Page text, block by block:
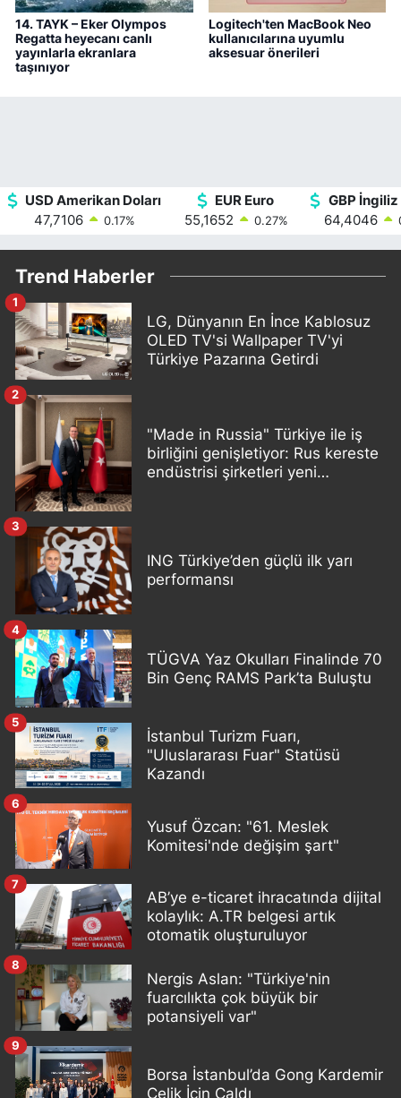
14. TAYK – Eker Olympos
Regatta heyecanı canlı
yayınlarla ekranlara
taşınıyor
Logitech'ten MacBook Neo
kullanıcılarına uyumlu
aksesuar önerileri
USD Amerikan Doları
47,7106
0.17%
EUR Euro
55,1652
0.27%
GBP
64,4046
Trend Haberler
LG, Dünyanın En İnce Kablosuz
OLED TV'si Wallpaper TV'yi
Türkiye Pazarına Getirdi
1
"Made in Russia" Türkiye ile iş
birliğini genişletiyor: Rus kereste
endüstrisi şirketleri yeni
2
ING Türkiye’den güçlü ilk yarı
performansı
3
TÜGVA Yaz Okulları Finalinde 70
Bin Genç RAMS Park’ta Buluştu
4
İstanbul Turizm Fuarı,
"Uluslararası Fuar" Statüsü
Kazandı
5
Yusuf Özcan: "61. Meslek
Komitesi'nde değişim şart"
6
AB’ye e-ticaret ihracatında dijital
kolaylık: A.TR belgesi artık
otomatik oluşturuluyor
7
Nergis Aslan: "Türkiye'nin
fuarcılıkta çok büyük bir
potansiyeli var"
8
Borsa İstanbul’da Gong Kardemir
Çelik İçin Çaldı
9